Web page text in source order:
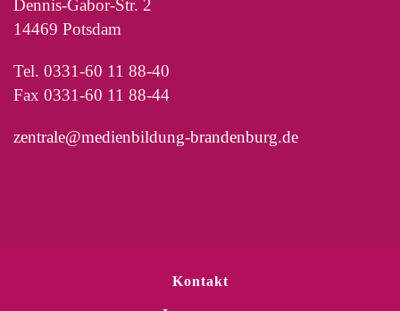
Dennis-Gabor-Str. 2
14469 Potsdam
Tel. 0331-60 11 88-40
Fax 0331-60 11 88-44
zentrale@medienbildung-brandenburg.de
Kontakt